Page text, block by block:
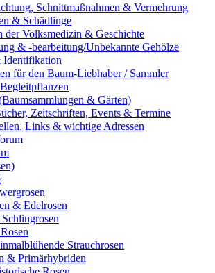
Schnittmaßnahmen & Vermehrung
& Schädlinge
Volksmedizin & Geschichte
& -bearbeitung/Unbekannte Gehölze
für den Baum-Liebhaber / Sammler
& Gärten)
Zeitschriften, Events & Termine
Links & wichtige Adressen
& Edelrosen
Strauchrosen
& Primärhybriden